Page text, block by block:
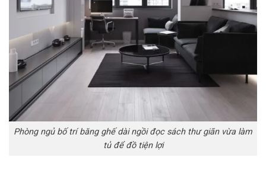
Phòng ngủ bố trí băng ghế dài ngồi đọc sách thư giãn vừa làm
tủ để đồ tiện lợi